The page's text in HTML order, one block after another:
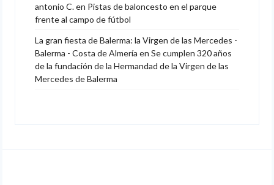
antonio C.en Pistas de baloncesto en el parque
frente al campo de fútbol
La gran fiesta de Balerma: la Virgen de las Mercedes -
Balerma - Costa de Almería en Se cumplen 320 años
de la fundación de la Hermandad de la Virgen de las
Mercedes de Balerma